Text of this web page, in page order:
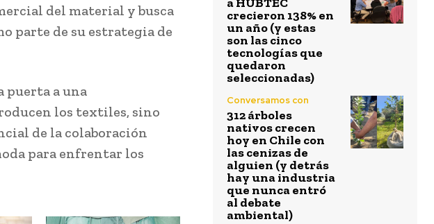
del material y busca
parte de su estrategia de
puerta a una
los textiles, sino
de la colaboración
para enfrentar los
crecieron 138% en
un año (y estas
son las cinco
tecnologías que
quedaron
seleccionadas)
Conversamos con
312 árboles
nativos crecen
hoy en Chile con
las cenizas de
alguien (y detrás
hay una industria
que nunca entró
al debate
ambiental)